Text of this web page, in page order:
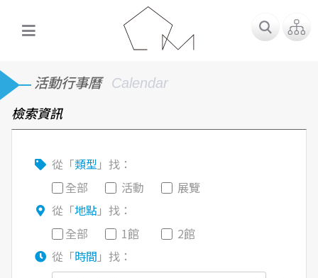
活動行事曆 Calendar
檢索資訊
從「類型」找：
全部
活動
展覽
從「地點」找：
全部
1館
2館
從「時間 」找：